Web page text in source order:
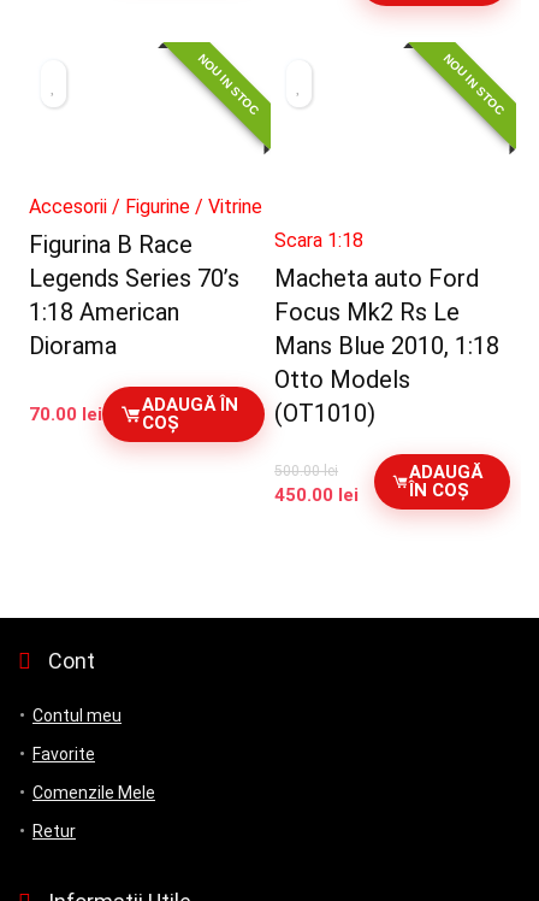
NOU IN STOC
Accesorii / Figurine / Vitrine
Figurina B Race
Legends Series 70’s
1:18 American
Diorama
70.00 lei
ADAUGĂ ÎN
COȘ
NOU IN STOC
Scara 1:18
Macheta auto Ford
Focus Mk2 Rs Le
Mans Blue 2010, 1:18
Otto Models
(OT1010)
500.00lei
Prețul
450.00 lei Prețul
curent
ADAUGĂ
ÎN COȘ
Cont
Contul meu
Favorite
Comenzile Mele
Retur